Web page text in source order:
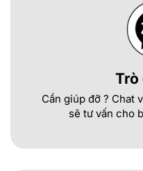
Trò
Cần giúp đỡ ? Chat
sẽ tư vấn cho